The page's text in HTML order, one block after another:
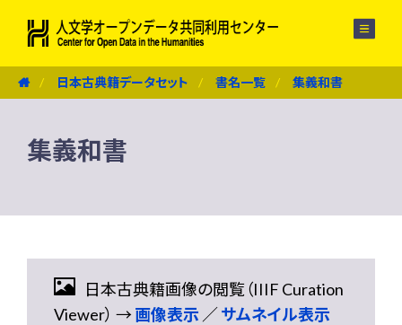
日本古典籍データセット 書名一覧 集義和書
集義和書
日本古典籍画像の閲覧（IIIF Curation
Viewer） →画像表示 ／サムネイル表示